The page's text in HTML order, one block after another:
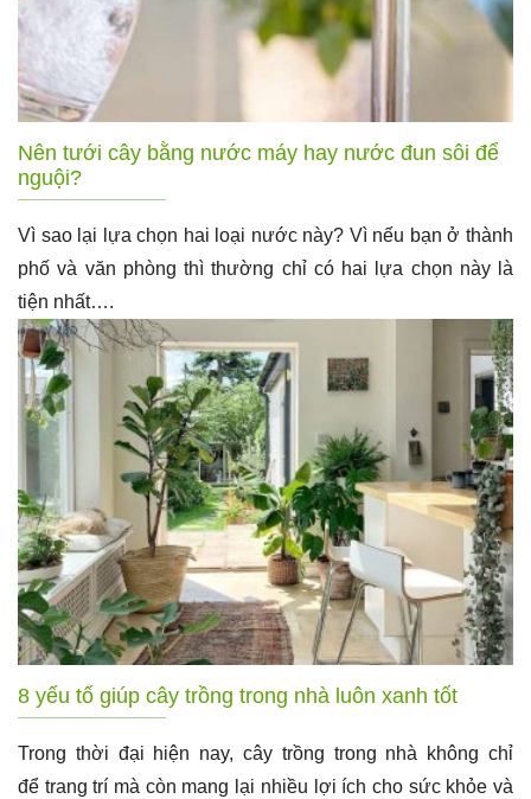
Nên tưới cây bằng nước máy hay nước đun sôi để
nguội?
Vì sao lại lựa chọn hai loại nước này? Vì nếu bạn ở thành
phố và văn phòng thì thường chỉ có hai lựa chọn này là
tiện nhất….
8 yếu tố giúp cây trồng trong nhà luôn xanh tốt
Trong thời đại hiện nay, cây trồng trong nhà không chỉ
để trang trí mà còn mang lại nhiều lợi ích cho sức khỏe và